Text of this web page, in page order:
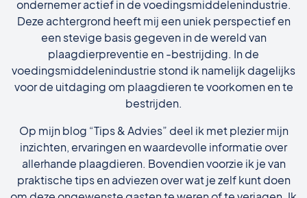
ondernemer actief in de voedingsmiddelenindustrie.
Deze achtergrond heeft mij een uniek perspectief en
een stevige basis gegeven in de wereld van
plaagdierpreventie en -bestrijding. In de
voedingsmiddelenindustrie stond ik namelijk dagelijks
voor de uitdaging om plaagdieren te voorkomen en te
bestrijden.
Op mijn blog “Tips & Advies” deel ik met plezier mijn
inzichten, ervaringen en waardevolle informatie over
allerhande plaagdieren. Bovendien voorzie ik je van
praktische tips en adviezen over wat je zelf kunt doen